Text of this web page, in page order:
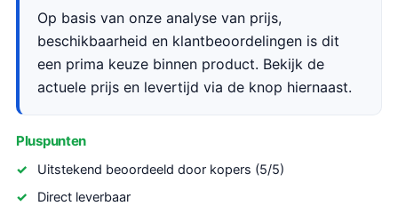
Op basis van onze analyse van prijs,
beschikbaarheid en klantbeoordelingen is dit
een prima keuze binnen product. Bekijk de
actuele prijs en levertijd via de knop hiernaast.
Pluspunten
Uitstekend beoordeeld door kopers (5/5)
Direct leverbaar